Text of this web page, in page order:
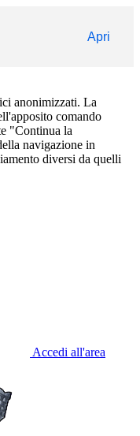
Apri
anonimizzati. La
comando
"Continua la
navigazione in
diversi da quelli
Accedi all'area